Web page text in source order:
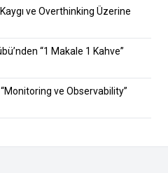
ve Overthinking Üzerine
“1 Makale 1 Kahve”
ve Observability”